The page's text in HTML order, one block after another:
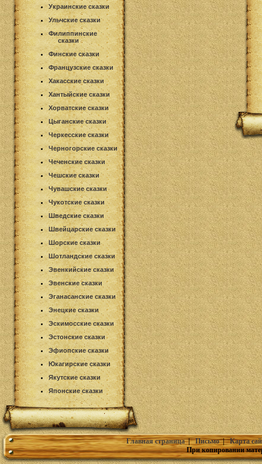
Украинские сказки
Ульчские сказки
Филиппинские
сказки
Финские сказки
Французские сказки
Хакасские сказки
Хантыйские сказки
Хорватские сказки
Цыганские сказки
Черкесские сказки
Черногорские сказки
Чеченские сказки
Чешские сказки
Чувашские сказки
Чукотские сказки
Шведские сказки
Швейцарские сказки
Шорские сказки
Шотландские сказки
Эвенкийские сказки
Эвенские сказки
Эганасанские сказки
Энецкие сказки
Эскимосские сказки
Эстонские сказки
Эфиопские сказки
Юкагирские сказки
Якутские сказки
Японские сказки
Главная страница|Письмо|Карта
При копировании